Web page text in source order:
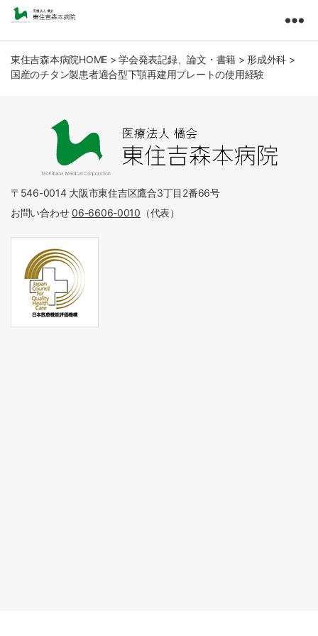
住
吉
森
人
橘
会
東住吉森本病院HOME > 学会発表記録、論文・書籍 > 形成外科 >
国産のチタン製患者適合型下顎再建用プレートの使用経験
〒546-0014 大阪市東住吉区鷹合3丁目2番66号
お問い合わせ06-6606-0010 （代表）